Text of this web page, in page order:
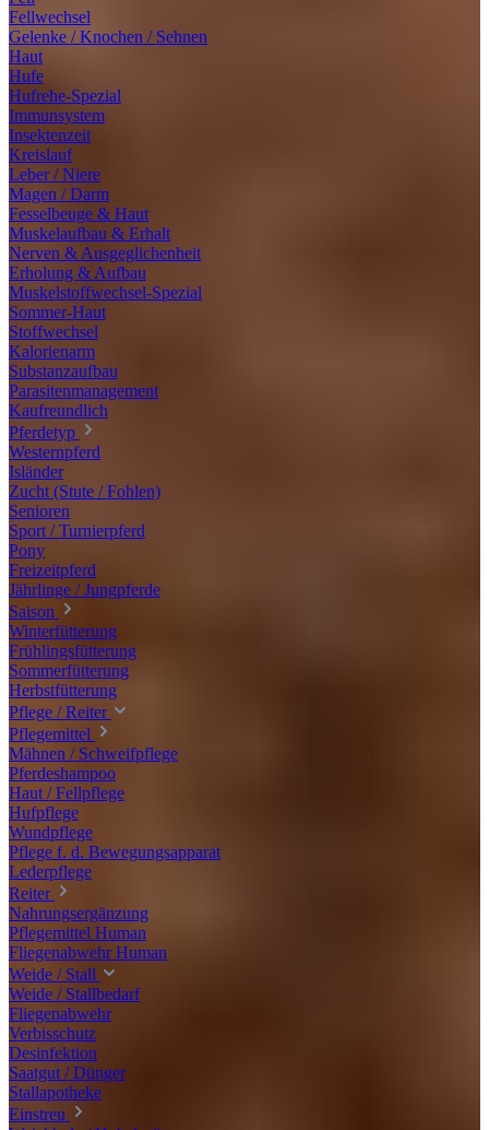
Fellwechsel
Gelenke / Knochen / Sehnen
Haut
Hufe
Hufrehe-Spezial
Immunsystem
Insektenzeit
Kreislauf
Leber / Niere
Magen / Darm
Fesselbeuge & Haut
Muskelaufbau & Erhalt
Nerven & Ausgeglichenheit
Erholung & Aufbau
Muskelstoffwechsel-Spezial
Sommer-Haut
Stoffwechsel
Kalorienarm
Substanzaufbau
Parasitenmanagement
Kaufreundlich
Pferdetyp
Westernpferd
Isländer
Zucht (Stute / Fohlen)
Senioren
Sport / Turnierpferd
Pony
Freizeitpferd
Jährlinge / Jungpferde
Saison
Winterfütterung
Frühlingsfütterung
Sommerfütterung
Herbstfütterung
Pflege / Reiter
Pflegemittel
Mähnen / Schweifpflege
Pferdeshampoo
Haut / Fellpflege
Hufpflege
Wundpflege
Pflege f. d. Bewegungsapparat
Lederpflege
Reiter
Nahrungsergänzung
Pflegemittel Human
Fliegenabwehr Human
Weide / Stall
Weide / Stallbedarf
Fliegenabwehr
Verbisschutz
Desinfektion
Saatgut / Dünger
Stallapotheke
Einstreu